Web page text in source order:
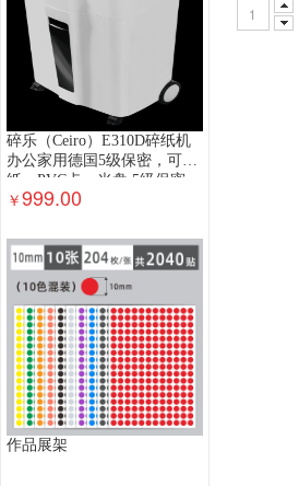
碎乐（Ceiro）E310D碎纸机
办公家用德国5级保密，可碎
纸、PVC卡、光盘 5级保密
2*6mm
￥999.00
作品展架